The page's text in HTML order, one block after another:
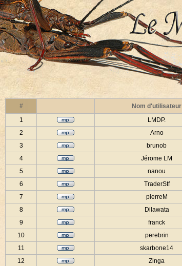
# Nom d'utilisateur
1
LMDP.
2
Arno
3
brunob
4
Jérome LM
5
nanou
6
TraderStf
7
pierreM
8
Dilawata
9
franck
10
perebrin
11
skarbone14
12
Zinga